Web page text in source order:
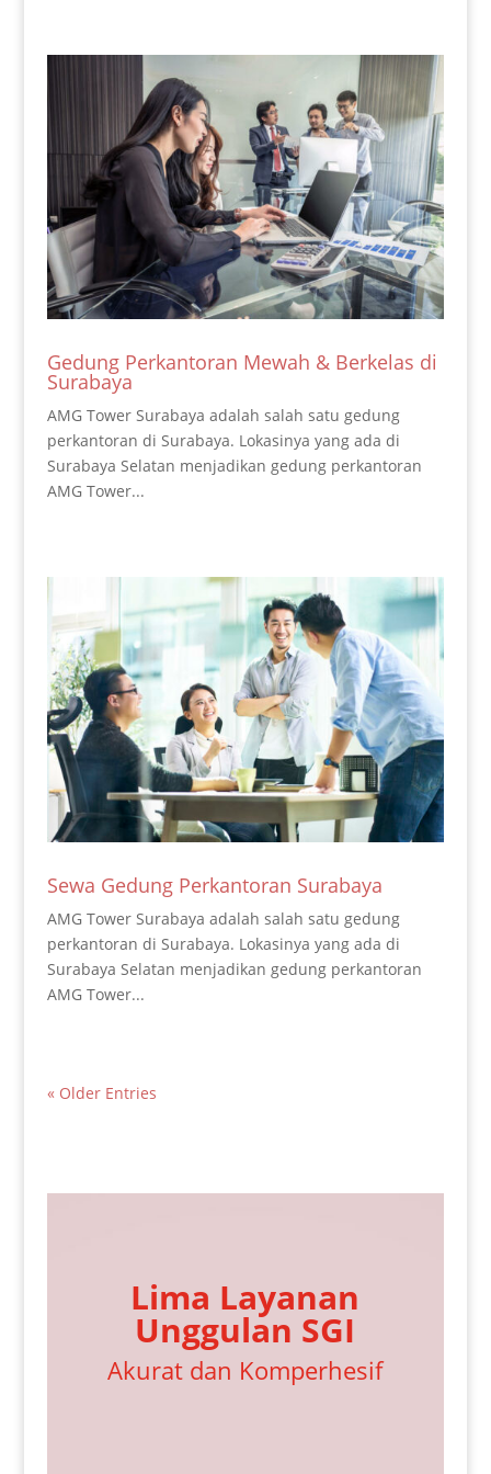
Gedung Perkantoran Mewah & Berkelas di
Surabaya
AMG Tower Surabaya adalah salah satu gedung
perkantoran di Surabaya. Lokasinya yang ada di
Surabaya Selatan menjadikan gedung perkantoran
AMG Tower...
Sewa Gedung Perkantoran Surabaya
AMG Tower Surabaya adalah salah satu gedung
perkantoran di Surabaya. Lokasinya yang ada di
Surabaya Selatan menjadikan gedung perkantoran
AMG Tower...
« Older Entries
Lima Layanan
Unggulan SGI
Akurat dan Komperhesif